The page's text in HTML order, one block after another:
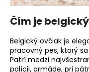
Čím je
Belgický ovčiak je
pracovný pes, ktorý
Patrí medzi
polícii, armáde, pri
O
d
p
o